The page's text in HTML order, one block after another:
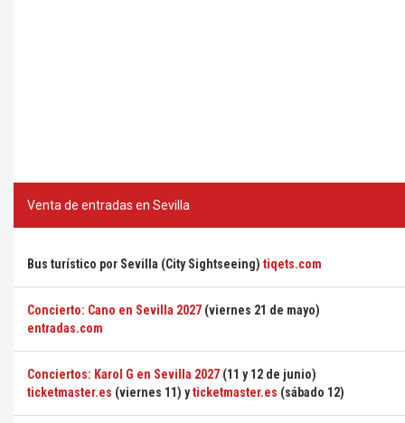
Venta de entradas en Sevilla
Bus turístico por Sevilla (City Sightseeing) tiqets.com
Concierto: Cano en Sevilla 2027 (viernes 21 de mayo)
entradas.com
Conciertos: Karol G en Sevilla 2027 (11 y 12 de junio)
ticketmaster.es (viernes 11) yticketmaster.es (sábado 12)